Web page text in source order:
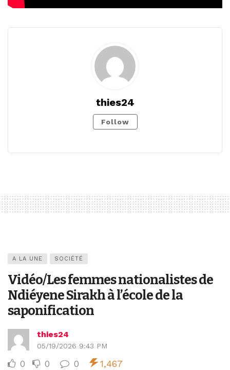
thies24
Follow
A LA UNE SOCIÉTÉ
Vidéo/Les femmes nationalistes de
Ndiéyene Sirakh à l’école de la
saponification
thies24
05/19/2026 9:43 PM
0 0 0 1,467